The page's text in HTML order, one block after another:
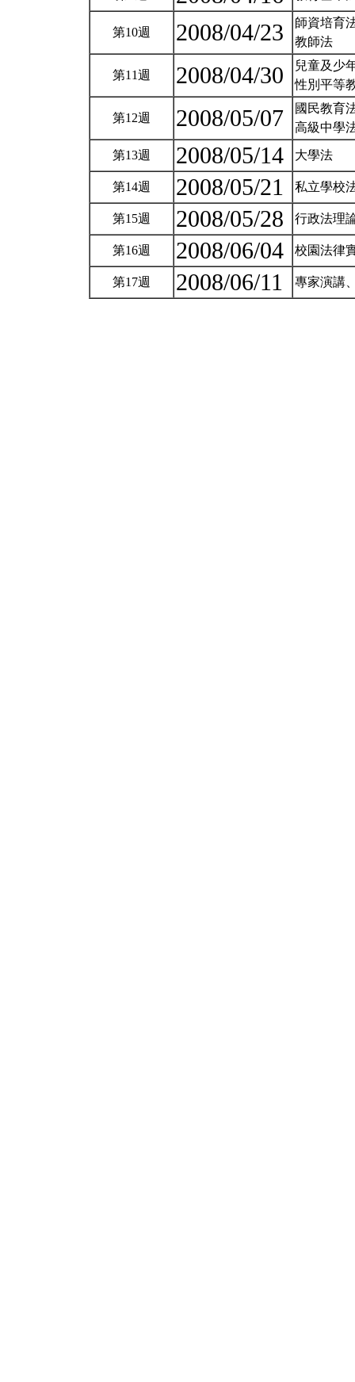
第10週 2008/04/23
師資培育
教師法
第11週 2008/04/30
兒童及少
性別平等
第12週 2008/05/07
國民教育
高級中學
第13週 2008/05/14 大學法
第14週 2008/05/21 私立學校
第15週 2008/05/28 行政法理
第16週 2008/06/04 校園法律
第17週 2008/06/11 專家演講